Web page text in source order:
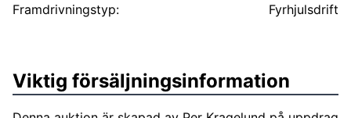
Framdrivningstyp: Fyrhjulsdrift
Viktig försäljningsinformation